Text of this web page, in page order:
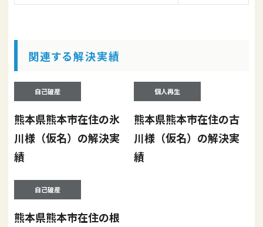
関連する解決実績
自己破産
熊本県熊本市在住の氷
川様（仮名）の解決実
績
個人再生
熊本県熊本市在住の古
川様（仮名）の解決実
績
自己破産
熊本県熊本市在住の根